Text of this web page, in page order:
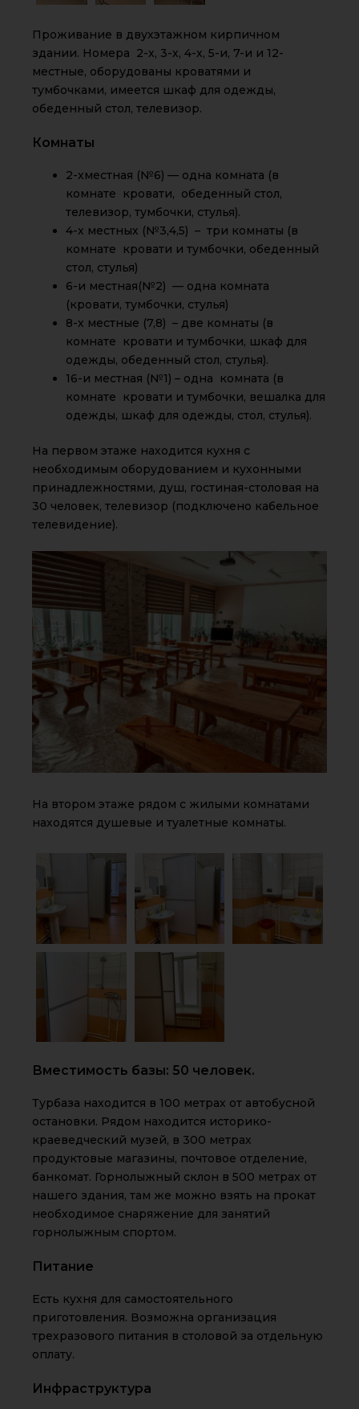
Проживание в двухэтажном кирпичном
здании. Номера 2-х, 3-х, 4-х, 5-и, 7-и и 12-
местные, оборудованы кроватями и
тумбочками, имеется шкаф для одежды,
обеденный стол, телевизор.
Комнаты
2-хместная (№6) — одна комната (в
комнате кровати, обеденный стол,
телевизор, тумбочки, стулья).
4-х местных (№3,4,5) – три комнаты (в
комнате кровати и тумбочки, обеденный
стол, стулья)
6-и местная(№2) — одна комната
(кровати, тумбочки, стулья)
8-х местные (7,8) – две комнаты (в
комнате кровати и тумбочки, шкаф для
одежды, обеденный стол, стулья).
16-и местная (№1) – одна комната (в
комнате кровати и тумбочки, вешалка для
одежды, шкаф для одежды, стол, стулья).
На первом этаже находится кухня с
необходимым оборудованием и кухонными
принадлежностями, душ, гостиная-столовая на
30 человек, телевизор (подключено кабельное
телевидение).
На втором этаже рядом с жилыми комнатами
находятся душевые и туалетные комнаты.
Вместимость базы: 50 человек.
Турбаза находится в 100 метрах от автобусной
остановки. Рядом находится историко-
краеведческий музей, в 300 метрах
продуктовые магазины, почтовое отделение,
банкомат. Горнолыжный склон в 500 метрах от
нашего здания, там же можно взять на прокат
необходимое снаряжение для занятий
горнолыжным спортом.
Питание
Есть кухня для самостоятельного
приготовления. Возможна организация
трехразового питания в столовой за отдельную
оплату.
Инфраструктура